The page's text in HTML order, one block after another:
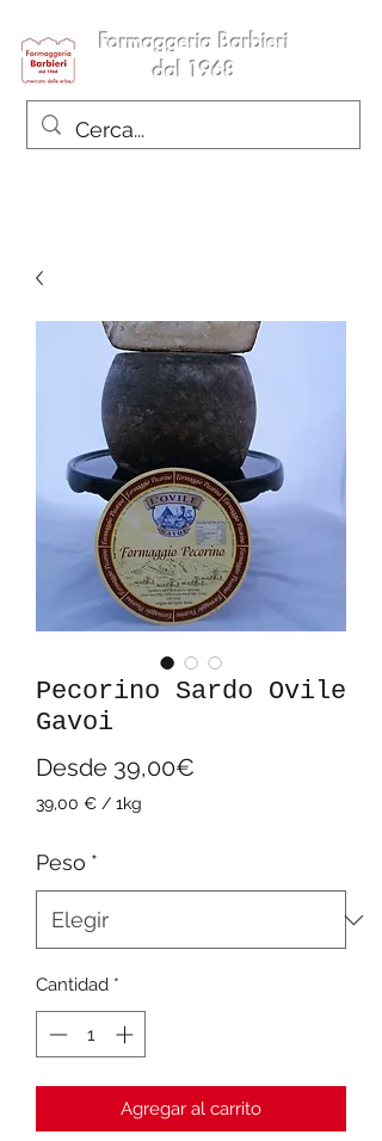
Formaggeria Barbieri
dal 1968
Pecorino Sardo Ovile
Gavoi
Desde 39,00€
39,00 € / 1kg
1
Kilogramos
Peso *
Cantidad *
Agregar al carrito